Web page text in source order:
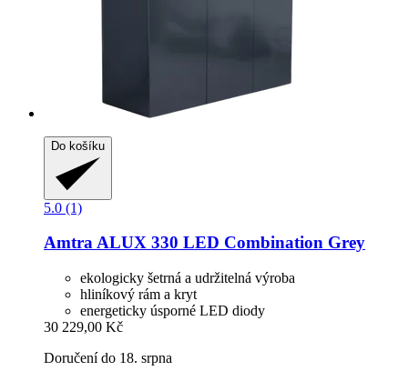
Do košíku
5.0 (1)
AmtraALUX 330 LED Combination Grey
ekologicky šetrná a udržitelná výroba
hliníkový rám a kryt
energeticky úsporné LED diody
30 229,00 Kč
Doručení do 18. srpna